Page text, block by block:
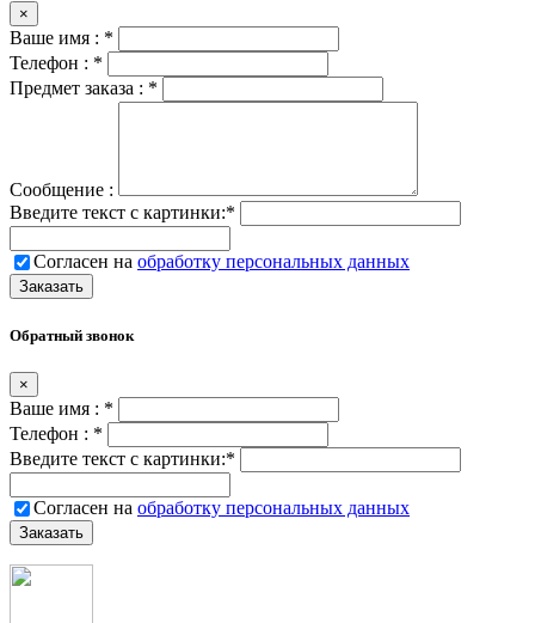
×
Ваше имя : *
Телефон : *
Предмет заказа : *
Сообщение :
Введите текст с картинки:*
Согласен на обработку персональных данных
Обратный звонок
×
Ваше имя : *
Телефон : *
Введите текст с картинки:*
Согласен на обработку персональных данных